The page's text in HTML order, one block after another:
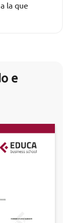
la que
e